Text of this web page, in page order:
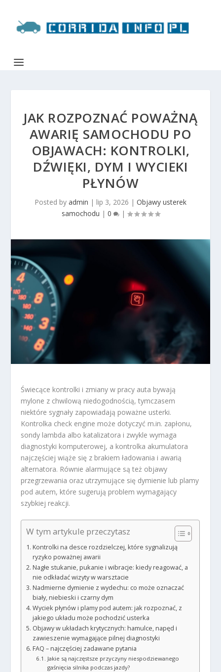
JAK ROZPOZNAĆ POWAŻNĄ
AWARIĘ SAMOCHODU PO
OBJAWACH: KONTROLKI,
DŹWIĘKI, DYM I WYCIEKI
PŁYNÓW
Posted by admin | lip 3, 2026 | Objawy usterek
samochodu | 0 |
Świecące kontrolki i zmiany w pracy auta bywają
mylone z chwilową niedogodnością, tymczasem
niektóre sygnały zapowiadają poważne usterki.
Kontrolka check engine może dotyczyć m.in. zapłonu,
sondy lambda albo katalizatora i zwykle wymaga
diagnostyki komputerowej, a kontrolka akumulatora
najczęściej wiąże się z brakiem ładowania i awarią
alternatora. Równie alarmujące są też objawy
przegrzewania oraz utrzymujące się dymienie lub plamy
pod autem, które sugerują problem wymagający
szybkiej reakcji.
W tym artykule przeczytasz
Kontrolki na desce rozdzielczej, które sygnalizują
ryzyko poważnej awarii
Nagłe stukanie, pukanie i wibracje: kiedy reagować, a
nie odkładać wizyty w warsztacie
Nadmierne dymienie z wydechu: co może oznaczać
biały, niebieski i czarny dym
Wyciek płynów i plamy pod autem: jak rozpoznać, z
jakiego układu może pochodzić usterka
Objawy w układach krytycznych: hamulce, napęd i
zawieszenie wymagające pilnej diagnostyki
FAQ – najczęściej zadawane pytania
Jakie są najczęstsze przyczyny niespodziewanego
gaśnięcia silnika podczas jazdy?